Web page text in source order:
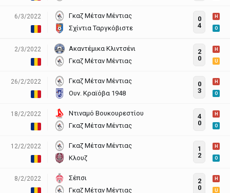
6/3/2022
Γκαζ Μέταν Μέντιας
Σχίντια Ταργκόβιστε
0
4
H
O
2/3/2022
Ακαντέμικα Κλιντσένι
Γκαζ Μέταν Μέντιας
2
0
H
U
26/2/2022
Γκαζ Μέταν Μέντιας
Ουν. Κραϊόβα 1948
0
3
H
O
18/2/2022
Ντιναμό Βουκουρεστίου
Γκαζ Μέταν Μέντιας
4
0
H
O
12/2/2022
Γκαζ Μέταν Μέντιας
Κλουζ
1
2
H
O
8/2/2022
Σέπσι
Γκαζ Μέταν Μέντιας
2
0
H
U